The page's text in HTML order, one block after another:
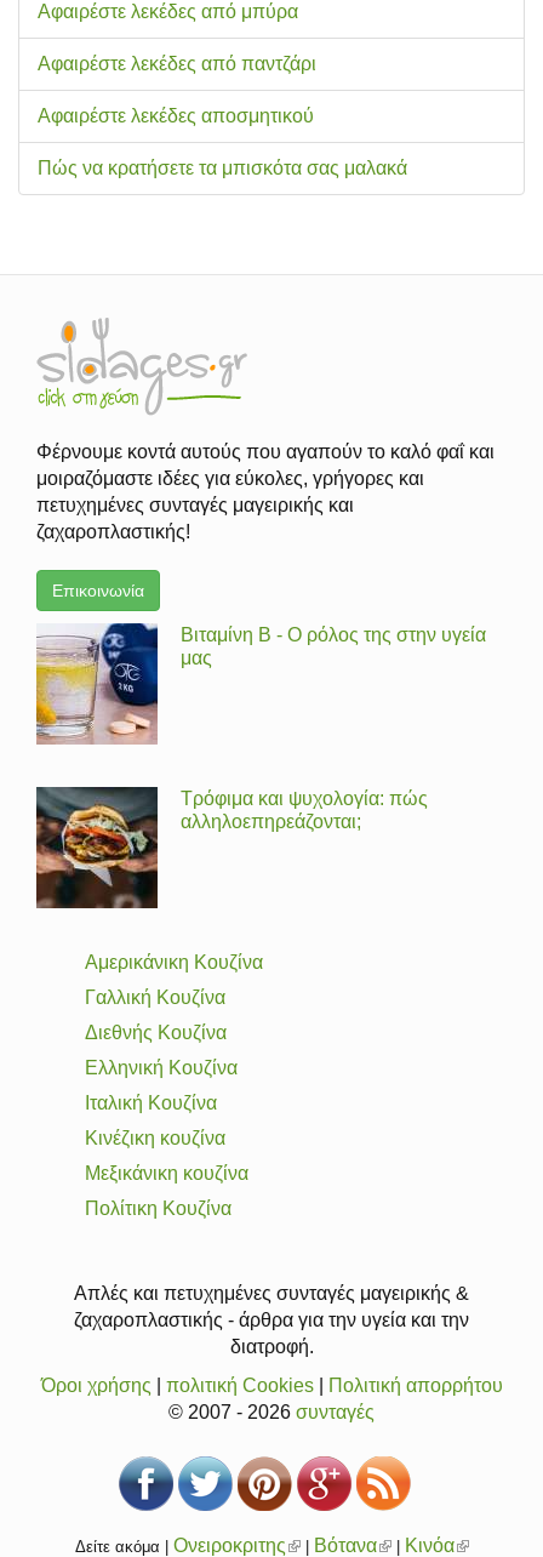
Αφαιρέστε λεκέδες από μπύρα
Αφαιρέστε λεκέδες από παντζάρι
Αφαιρέστε λεκέδες αποσμητικού
Πώς να κρατήσετε τα μπισκότα σας μαλακά
Φέρνουμε κοντά αυτούς που αγαπούν το καλό φαΐ και
μοιραζόμαστε ιδέες για εύκολες, γρήγορες και
πετυχημένες συνταγές μαγειρικής και
ζαχαροπλαστικής!
Επικοινωνία
Βιταμίνη Β - Ο ρόλος της στην υγεία
μας
Τρόφιμα και ψυχολογία: πώς
αλληλοεπηρεάζονται;
Αμερικάνικη Κουζίνα
Γαλλική Κουζίνα
Διεθνής Κουζίνα
Ελληνική Κουζίνα
Ιταλική Κουζίνα
Κινέζικη κουζίνα
Μεξικάνικη κουζίνα
Πολίτικη Κουζίνα
Απλές και πετυχημένες συνταγές μαγειρικής &
ζαχαροπλαστικής - άρθρα για την υγεία και την
διατροφή.
Όροι χρήσης
πολιτική Cookies|
Πολιτική απορρήτου
© 2007 - 2026 συνταγές
Δείτε ακόμα | Ονειροκριτης(link
| Βότανα(link
| Κινόα(link